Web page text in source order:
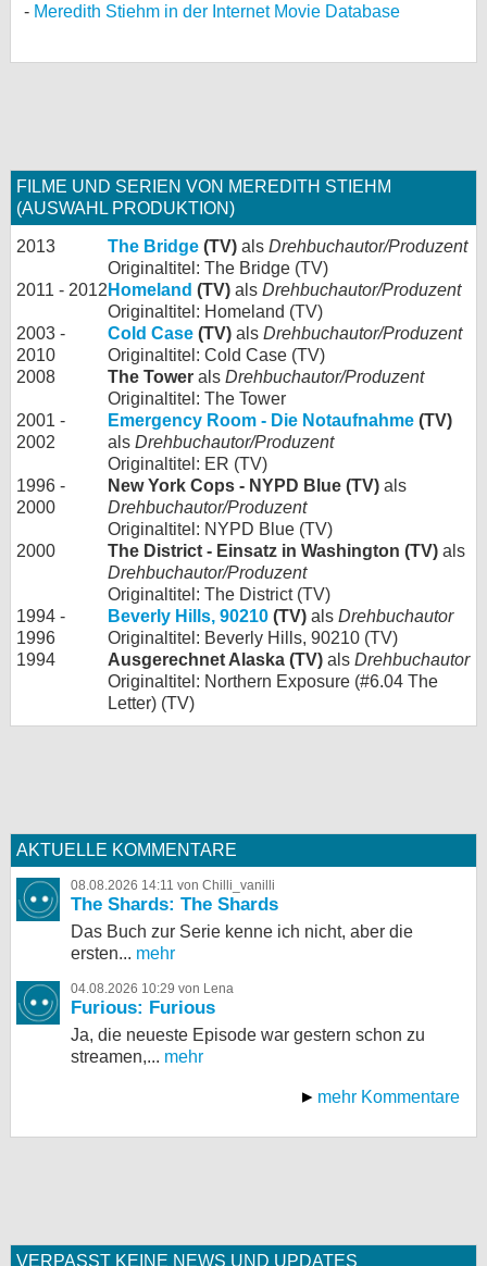
Meredith Stiehm in der Internet Movie Database
FILME UND SERIEN VON MEREDITH STIEHM
(AUSWAHL PRODUKTION)
2013 The Bridge (TV) als Drehbuchautor/Produzent
Originaltitel: The Bridge (TV)
2011 - 2012 Homeland (TV) als Drehbuchautor/Produzent
Originaltitel: Homeland (TV)
2003 -
2010
Cold Case (TV) als Drehbuchautor/Produzent
Originaltitel: Cold Case (TV)
2008
The Tower als Drehbuchautor/Produzent
Originaltitel: The Tower
2001 -
2002
Emergency Room - Die Notaufnahme (TV)
als Drehbuchautor/Produzent
Originaltitel: ER (TV)
1996 -
2000
New York Cops - NYPD Blue (TV) als
Drehbuchautor/Produzent
Originaltitel: NYPD Blue (TV)
2000
The District - Einsatz in Washington (TV) als
Drehbuchautor/Produzent
Originaltitel: The District (TV)
1994 -
1996
Beverly Hills, 90210 (TV) als Drehbuchautor
Originaltitel: Beverly Hills, 90210 (TV)
1994
Ausgerechnet Alaska (TV) als Drehbuchautor
Originaltitel: Northern Exposure (#6.04 The
Letter) (TV)
AKTUELLE KOMMENTARE
08.08.2026 14:11 von Chilli_vanilli
The Shards: The Shards
Das Buch zur Serie kenne ich nicht, aber die
ersten... mehr
04.08.2026 10:29 von Lena
Furious: Furious
Ja, die neueste Episode war gestern schon zu
streamen,... mehr
mehr Kommentare
VERPASST KEINE NEWS UND UPDATES